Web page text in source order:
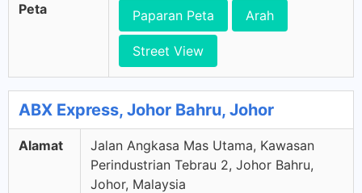
Peta Paparan Peta Arah
Street View
ABX Express, Johor Bahru, Johor
Alamat
Jalan Angkasa Mas Utama, Kawasan
Perindustrian Tebrau 2, Johor Bahru,
Johor, Malaysia